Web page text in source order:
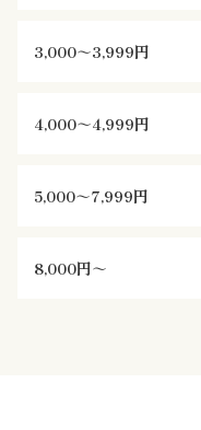
江
野
3,000～3,999円
4,000～4,999円
5,000～7,999円
8,000円～